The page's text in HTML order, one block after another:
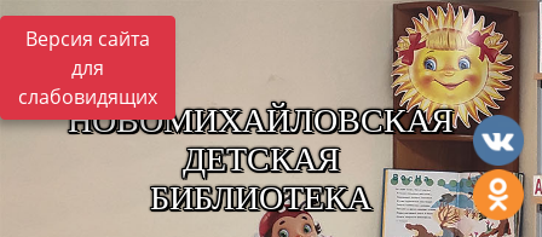
Версия сайта
для
слабовидящих
НОВОМИХАЙЛОВСКАЯ
ДЕТСКАЯ
БИБЛИОТЕКА